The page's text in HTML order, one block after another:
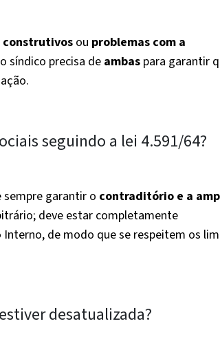
construtivosou problemas com a
síndico precisa de ambas para garantir
seguindo a lei 4.591/64?
sempre garantir o contraditório e a
deve estar completamente
de modo que se respeitem os
desatualizada?